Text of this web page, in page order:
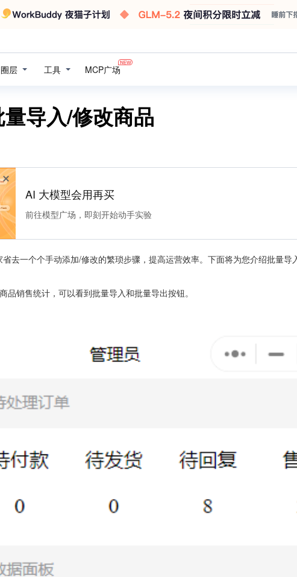
圈层 工具 MCP广场
导入/修改商品
AI 大模型会用再买
前往模型广场，即刻开始动手实验
去一个个手动添加/修改的繁琐步骤，提高运营效率。下面将为您介绍批量导
品销售统计，可以看到批量导入和批量导出按钮。